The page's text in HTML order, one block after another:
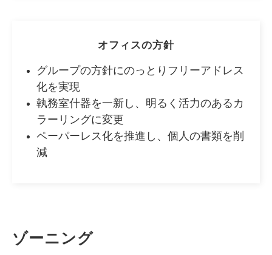
オフィスの方針
グループの方針にのっとりフリーアドレス
化を実現
執務室什器を一新し、明るく活力のあるカ
ラーリングに変更
ペーパーレス化を推進し、個人の書類を削
減
ゾーニング